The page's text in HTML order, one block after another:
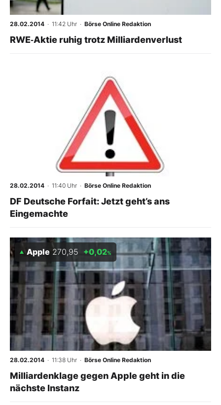
28.02.2014 · 11:42 Uhr · Börse Online Redaktion
RWE‑Aktie ruhig trotz Milliardenverlust
28.02.2014 · 11:40 Uhr · Börse Online Redaktion
DF Deutsche Forfait: Jetzt geht’s ans
Eingemachte
Apple 270,95 +0,02%
28.02.2014 · 11:38 Uhr · Börse Online Redaktion
Milliardenklage gegen Apple geht in die
nächste Instanz